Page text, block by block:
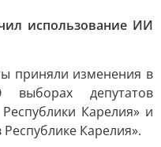
использование ИИ
приняли изменения в
выборах депутатов
Карелия» и
Карелия».